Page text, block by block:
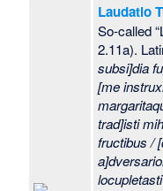
Laudatio
So-called
2.11a).
subsi]dia
[me
trad]isti
fructibus /